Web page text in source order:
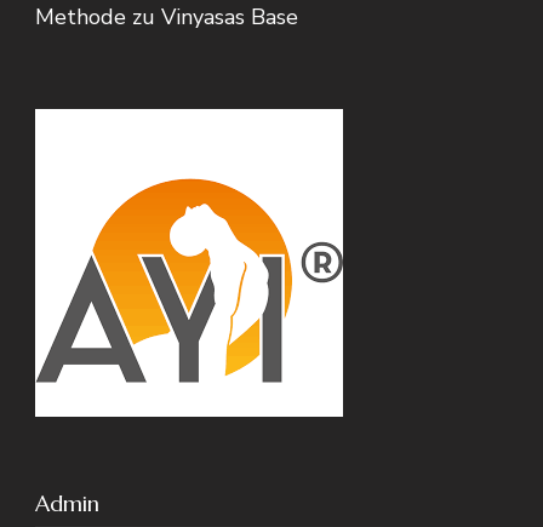
Methode zu Vinyasas Base
Admin